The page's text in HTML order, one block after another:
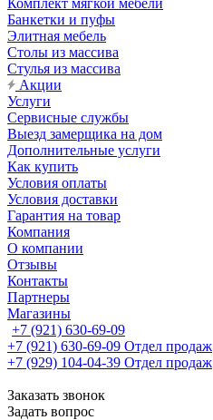
Комплект мягкой мебели
Банкетки и пуфы
Элитная мебель
Столы из массива
Стулья из массива
Акции
Услуги
Сервисные службы
Выезд замерщика на дом
Дополнительные услуги
Как купить
Условия оплаты
Условия доставки
Гарантия на товар
Компания
О компании
Отзывы
Контакты
Партнеры
Магазины
+7 (921) 630-69-09
+7 (921) 630-69-09 Отдел продаж
+7 (929) 104-04-39 Отдел продаж
Заказать звонок
Задать вопрос